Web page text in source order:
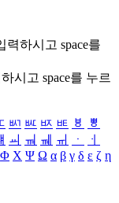
력하시고 space를
시고 space를 누르
ㅴ ㅵ ㅶ ㅷ ㅸ
ㅹ
ㆉ ㆊ ㆋ ㆌ ㆍ
ㆎ
Φ Χ Ψ Ω α β γ δ ε ζ η